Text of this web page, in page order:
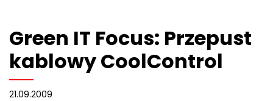
Green IT Focus: Przepust
kablowy CoolControl
21.09.2009